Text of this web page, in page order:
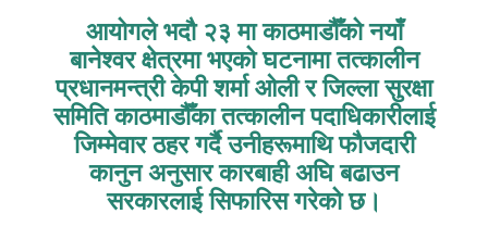
आयोगले भदौ २३ मा काठमाडौँको नयाँ
बानेश्वर क्षेत्रमा भएको घटनामा तत्कालीन
प्रधानमन्त्री केपी शर्मा ओली र जिल्ला सुरक्षा
समिति काठमाडौँका तत्कालीन पदाधिकारीलाई
जिम्मेवार ठहर गर्दै उनीहरूमाथि फौजदारी
कानुन अनुसार कारबाही अघि बढाउन
सरकारलाई सिफारिस गरेको छ।